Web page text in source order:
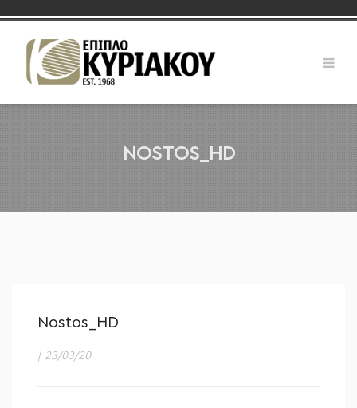
NOSTOS_HD
Nostos_HD
| 23/03/20